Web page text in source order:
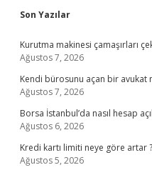
Sidebar
Son Yazılar
Kurutma makinesi çamaşırları
Ağustos 7, 2026
Kendi bürosunu açan bir avukat
Ağustos 7, 2026
Borsa İstanbul’da nasıl hesap
Ağustos 6, 2026
Kredi kartı limiti neye göre artar ?
Ağustos 5, 2026